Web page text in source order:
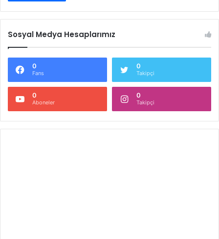
Sosyal Medya Hesaplarımız
0
Fans
0
Takipçi
0
Aboneler
0
Takipçi